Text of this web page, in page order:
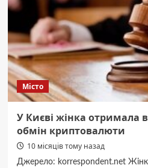
загинуло
четверо
людей
Місто
У Києві жінка отримала
обмін криптовалюти
10 місяців тому назад
Джерело: korrespondent.net